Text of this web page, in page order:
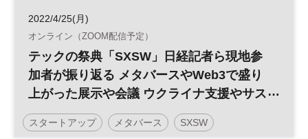
2022/4/25(月)
オンライン（ZOOM配信予定）
テックの祭典「SXSW」日経記者ら現地参
加者が振り返る メタバースやWeb3で盛り
上がった展示や会議 ウクライナ支援やサス
テナビリティーも話題 【無料開催】◆日経
イノベーション・ミートアップ◆
スタートアップ メタバース SXSW